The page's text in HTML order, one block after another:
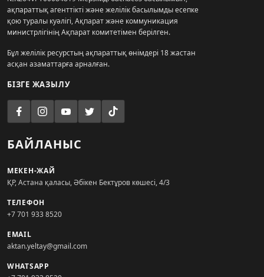
ақпараттық агенттікті және желілік басылымды есепке
қою туралы куәлігі, Ақпарат және коммуникация
министрлігінің Ақпарат комитетімен берілген.
Бұл желілік ресурстың ақпараттық өнімдері 18 жастан
асқан азаматтарға арналған.
БІЗГЕ ЖАЗЫЛУ
БАЙЛАНЫС
МЕКЕН-ЖАЙ
ҚР, Астана қаласы, Әбікен Бектұров көшесі, 4/3
ТЕЛЕФОН
+7 701 933 8520
EMAIL
aktan.yeltay@gmail.com
WHATSAPP